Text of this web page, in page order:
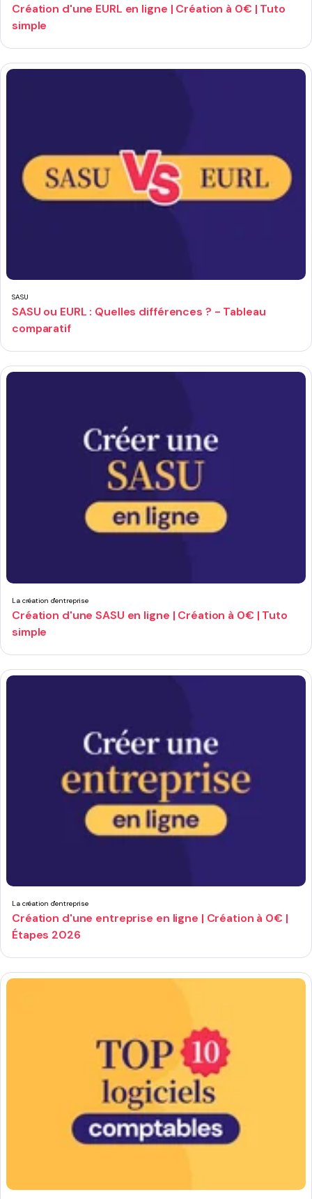
Création d'une EURL en ligne | Création à 0€ | Tuto
simple
SASU
SASU ou EURL : Quelles différences ? - Tableau
comparatif
La création d'entreprise
Création d'une SASU en ligne | Création à 0€ | Tuto
simple
La création d'entreprise
Création d'une entreprise en ligne | Création à 0€ |
Étapes 2026